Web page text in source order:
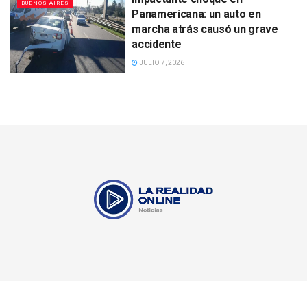
BUENOS AIRES
Panamericana: un auto en
marcha atrás causó un grave
accidente
JULIO 7, 2026